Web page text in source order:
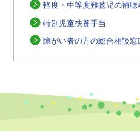
軽度・中等度難聴児の補
特別児童扶養手当
障がい者の方の総合相談窓